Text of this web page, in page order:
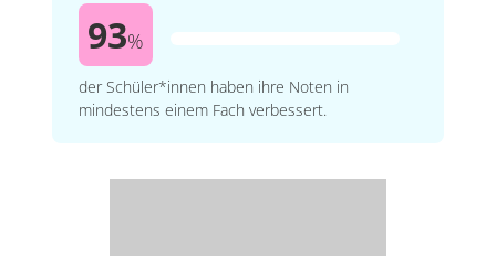
93%
der Schüler*innen haben ihre Noten in
mindestens einem Fach verbessert.